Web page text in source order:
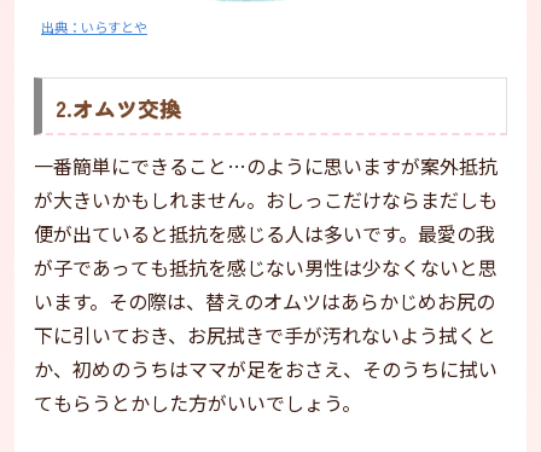
出典：いらすとや
2.オムツ交換
一番簡単にできること…のように思いますが案外抵抗
が大きいかもしれません。おしっこだけならまだしも
便が出ていると抵抗を感じる人は多いです。最愛の我
が子であっても抵抗を感じない男性は少なくないと思
います。その際は、替えのオムツはあらかじめお尻の
下に引いておき、お尻拭きで手が汚れないよう拭くと
か、初めのうちはママが足をおさえ、そのうちに拭い
てもらうとかした方がいいでしょう。